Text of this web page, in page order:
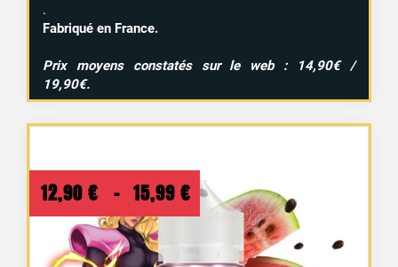
.
Fabriqué en France.
Prix moyens constatés sur le web : 14,90€ /
19,90€.
12,90 € – 15,99 € Plage
de
prix :